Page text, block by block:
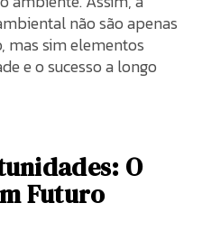
não são apenas
sim elementos
e o sucesso a longo
O
Futuro